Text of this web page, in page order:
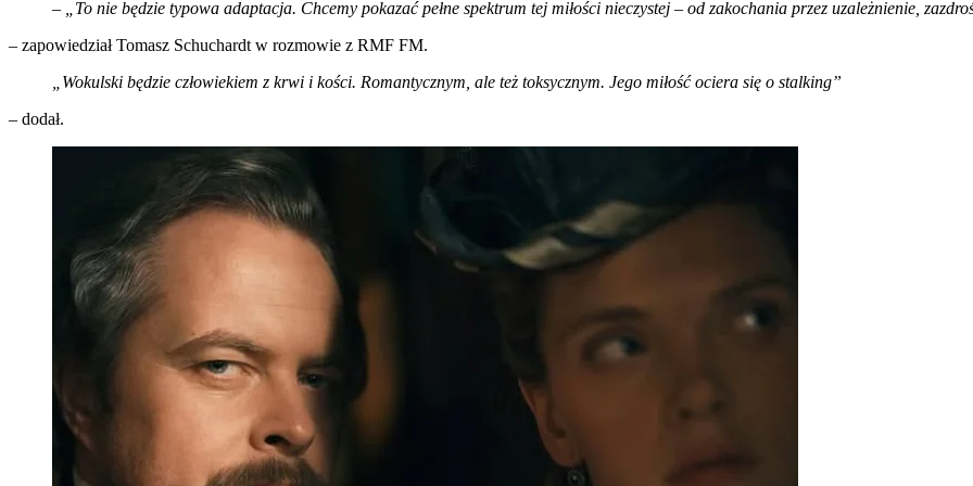
–
„To nie będzie typowa adaptacja. Chcemy pokazać pełne spektrum tej miłości nieczystej – od zakochania przez uzależnienie,
– zapowiedział Tomasz Schuchardt w rozmowie z RMF FM.
„Wokulski będzie człowiekiem z krwi i kości. Romantycznym, ale też toksycznym. Jego miłość ociera się o stalking”
– dodał.